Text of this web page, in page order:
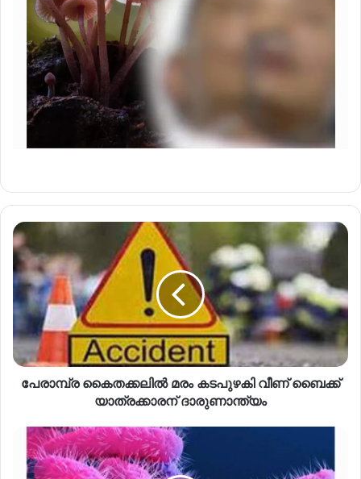
പേരാമ്പ്ര കൈതക്കലില്‍ മരം കടപുഴകി വീണ് ബൈക്ക്
യാത്രക്കാരന് ദാരുണാന്ത്യം